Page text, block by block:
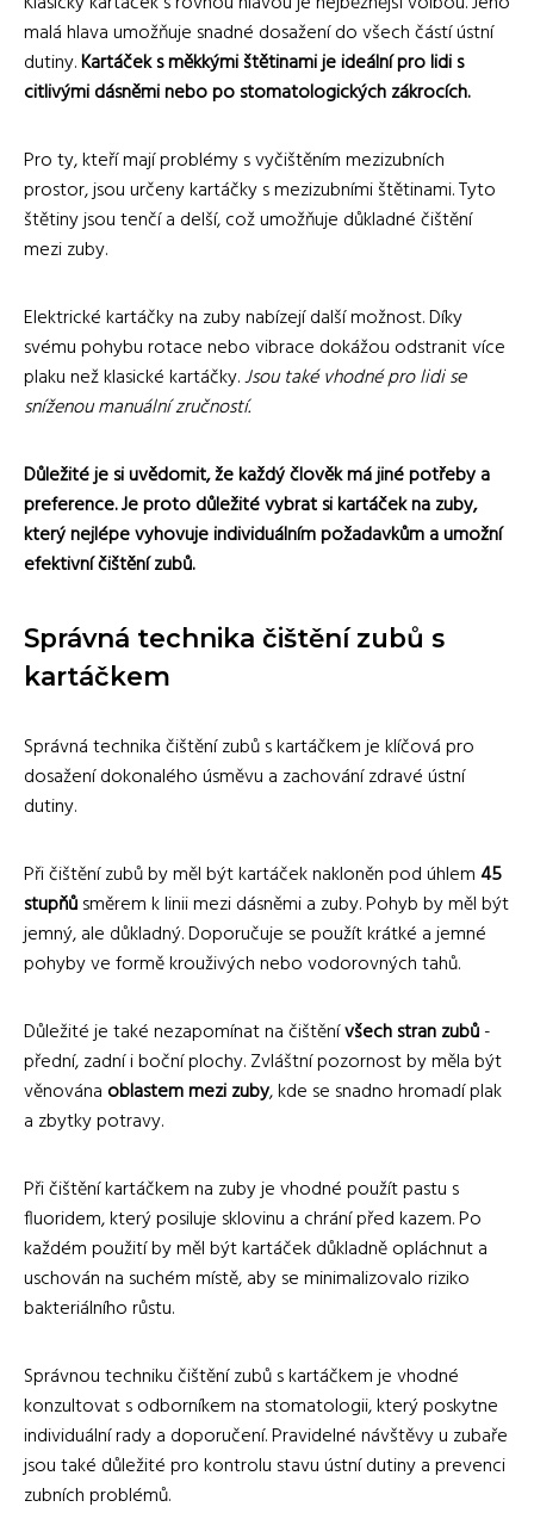
malá hlava umožňuje snadné dosažení do všech částí ústní
dutiny.Kartáček s měkkými štětinami je ideální pro lidi s
citlivými dásněmi nebo po stomatologických zákrocích.
Pro ty, kteří mají problémy s vyčištěním mezizubních
prostor, jsou určeny kartáčky s mezizubními štětinami. Tyto
štětiny jsou tenčí a delší, což umožňuje důkladné čištění
mezi zuby.
Elektrické kartáčky na zuby nabízejí další možnost. Díky
svému pohybu rotace nebo vibrace dokážou odstranit více
plaku než klasické kartáčky.Jsou také vhodné pro lidi se
sníženou manuální zručností.
Důležité je si uvědomit, že každý člověk má jiné potřeby a
preference. Je proto důležité vybrat si kartáček na zuby,
který nejlépe vyhovuje individuálním požadavkům a umožní
efektivní čištění zubů.
Správná technika čištění zubů s
kartáčkem
Správná technika čištění zubů s kartáčkem je klíčová pro
dosažení dokonalého úsměvu a zachování zdravé ústní
dutiny.
Při čištění zubů by měl být kartáček nakloněn pod úhlem45
stupňůsměrem k linii mezi dásněmi a zuby. Pohyb by měl být
jemný, ale důkladný. Doporučuje se použít krátké a jemné
pohyby ve formě krouživých nebo vodorovných tahů.
Důležité je také nezapomínat na čištěnívšech stran zubů-
přední, zadní i boční plochy. Zvláštní pozornost by měla být
věnována oblastem mezi zuby, kde se snadno hromadí plak
a zbytky potravy.
Při čištění kartáčkem na zuby je vhodné použít pastu s
fluoridem, který posiluje sklovinu a chrání před kazem. Po
každém použití by měl být kartáček důkladně opláchnut a
uschován na suchém místě, aby se minimalizovalo riziko
bakteriálního růstu.
Správnou techniku čištění zubů s kartáčkem je vhodné
konzultovat s odborníkem na stomatologii, který poskytne
individuální rady a doporučení. Pravidelné návštěvy u zubaře
jsou také důležité pro kontrolu stavu ústní dutiny a prevenci
zubních problémů.